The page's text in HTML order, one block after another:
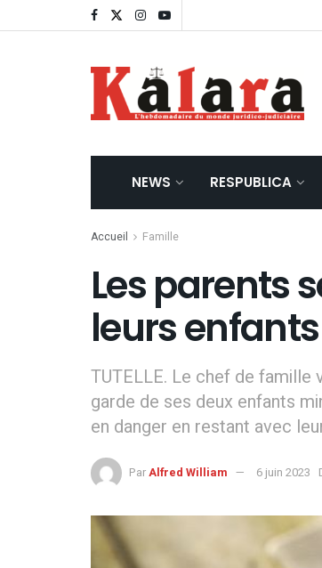
NEWS RESPUBLICA
Accueil Famille
Les parents
leurs enfants
TUTELLE. Le chef de famille
garde de ses deux enfants
en danger en restant avec
ParAlfred William 6 juin 2023